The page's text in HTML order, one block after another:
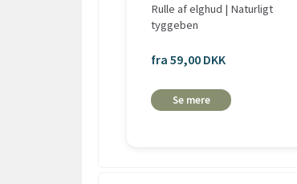
Rulle af elghud | Naturligt
tyggeben
fra 59,00 DKK
Se mere